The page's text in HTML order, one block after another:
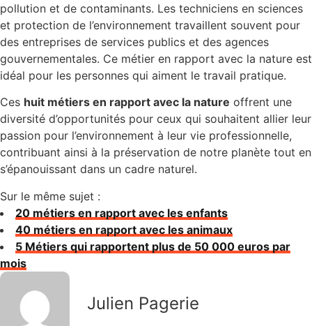
pollution et de contaminants. Les techniciens en sciences
et protection de l’environnement travaillent souvent pour
des entreprises de services publics et des agences
gouvernementales. Ce métier en rapport avec la nature est
idéal pour les personnes qui aiment le travail pratique.
Ces huit métiers en rapport avec la nature offrent une
diversité d’opportunités pour ceux qui souhaitent allier leur
passion pour l’environnement à leur vie professionnelle,
contribuant ainsi à la préservation de notre planète tout en
s’épanouissant dans un cadre naturel.
Sur le même sujet :
20 métiers en rapport avec les enfants
40 métiers en rapport avec les animaux
5 Métiers qui rapportent plus de 50 000 euros par
mois
Julien Pagerie